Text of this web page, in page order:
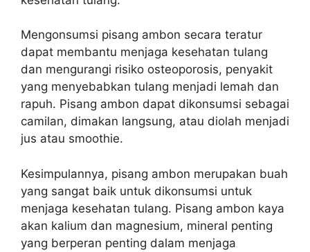
Mengonsumsi pisang ambon secara teratur
dapat membantu menjaga kesehatan tulang
dan mengurangi risiko osteoporosis, penyakit
yang menyebabkan tulang menjadi lemah dan
rapuh. Pisang ambon dapat dikonsumsi sebagai
camilan, dimakan langsung, atau diolah menjadi
jus atau smoothie.
Kesimpulannya, pisang ambon merupakan buah
yang sangat baik untuk dikonsumsi untuk
menjaga kesehatan tulang. Pisang ambon kaya
akan kalium dan magnesium, mineral penting
yang berperan penting dalam menjaga